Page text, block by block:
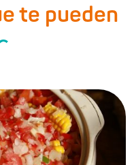
te pueden